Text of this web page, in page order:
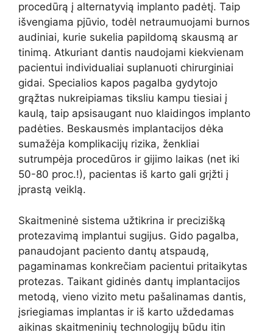
procedūrą į alternatyvią implanto padėtį. Taip
išvengiama pjūvio, todėl netraumuojami burnos
audiniai, kurie sukelia papildomą skausmą ar
tinimą. Atkuriant dantis naudojami kiekvienam
pacientui individualiai suplanuoti chirurginiai
gidai. Specialios kapos pagalba gydytojo
grąžtas nukreipiamas tiksliu kampu tiesiai į
kaulą, taip apsisaugant nuo klaidingos implanto
padėties. Beskausmės implantacijos dėka
sumažėja komplikacijų rizika, ženkliai
sutrumpėja procedūros ir gijimo laikas (net iki
50-80 proc.!), pacientas iš karto gali grįžti į
įprastą veiklą.
Skaitmeninė sistema užtikrina ir precizišką
protezavimą implantui sugijus. Gido pagalba,
panaudojant paciento dantų atspaudą,
pagaminamas konkrečiam pacientui pritaikytas
protezas. Taikant gidinės dantų implantacijos
metodą, vieno vizito metu pašalinamas dantis,
įsriegiamas implantas ir iš karto uždedamas
aikinas skaitmeninių technologijų būdu itin